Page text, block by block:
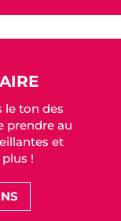
le ton des
prendre au
et
!